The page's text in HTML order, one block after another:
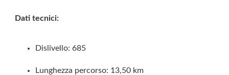
Dati tecnici:
Dislivello: 685
Lunghezza percorso: 13,50 km